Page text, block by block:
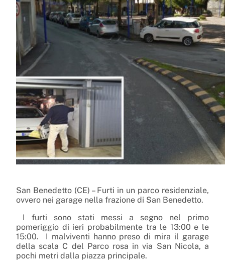
San Benedetto (CE) – Furti in un parco residenziale,
ovvero nei garage nella frazione di San Benedetto.
I furti sono stati messi a segno nel primo
pomeriggio di ieri probabilmente tra le 13:00 e le
15:00. I malviventi hanno preso di mira il garage
della scala C del Parco rosa in via San Nicola, a
pochi metri dalla piazza principale.